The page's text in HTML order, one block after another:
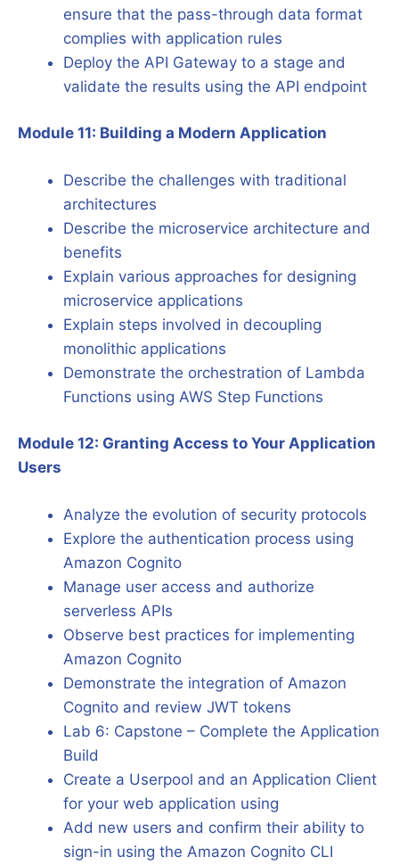
ensure that the pass-through data format
complies with application rules
Deploy the API Gateway to a stage and
validate the results using the API endpoint
Module 11: Building a Modern Application
Describe the challenges with traditional
architectures
Describe the microservice architecture and
benefits
Explain various approaches for designing
microservice applications
Explain steps involved in decoupling
monolithic applications
Demonstrate the orchestration of Lambda
Functions using AWS Step Functions
Module 12: Granting Access to Your Application
Users
Analyze the evolution of security protocols
Explore the authentication process using
Amazon Cognito
Manage user access and authorize
serverless APIs
Observe best practices for implementing
Amazon Cognito
Demonstrate the integration of Amazon
Cognito and review JWT tokens
Lab 6: Capstone – Complete the Application
Build
Create a Userpool and an Application Client
for your web application using
Add new users and confirm their ability to
sign-in using the Amazon Cognito CLI